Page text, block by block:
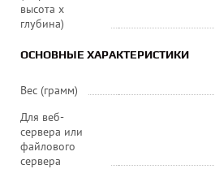
высота x
глубина)
ОСНОВНЫЕ ХАРАКТЕРИСТИКИ
Вес (грамм)
Для веб-
сервера или
файлового
сервера